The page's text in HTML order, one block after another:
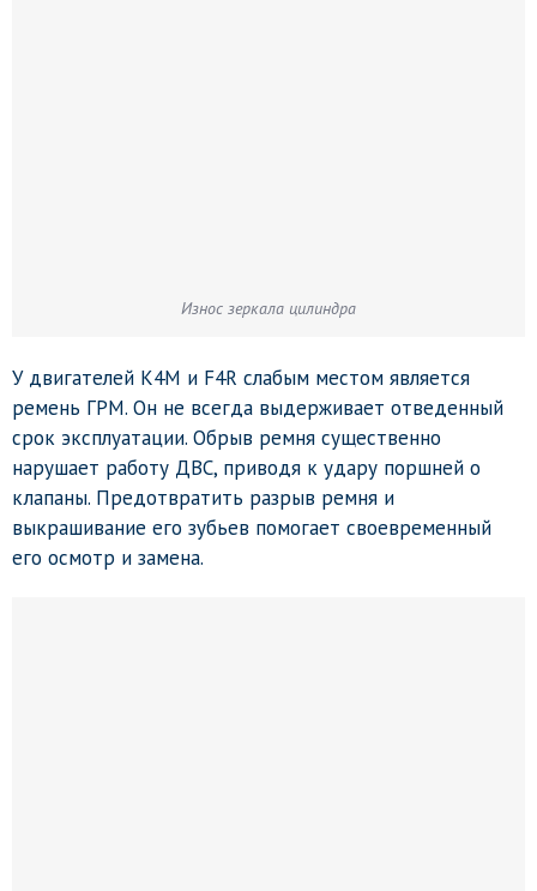
Износ зеркала цилиндра
У двигателей K4M и F4R слабым местом является
ремень ГРМ. Он не всегда выдерживает отведенный
срок эксплуатации. Обрыв ремня существенно
нарушает работу ДВС, приводя к удару поршней о
клапаны. Предотвратить разрыв ремня и
выкрашивание его зубьев помогает своевременный
его осмотр и замена.